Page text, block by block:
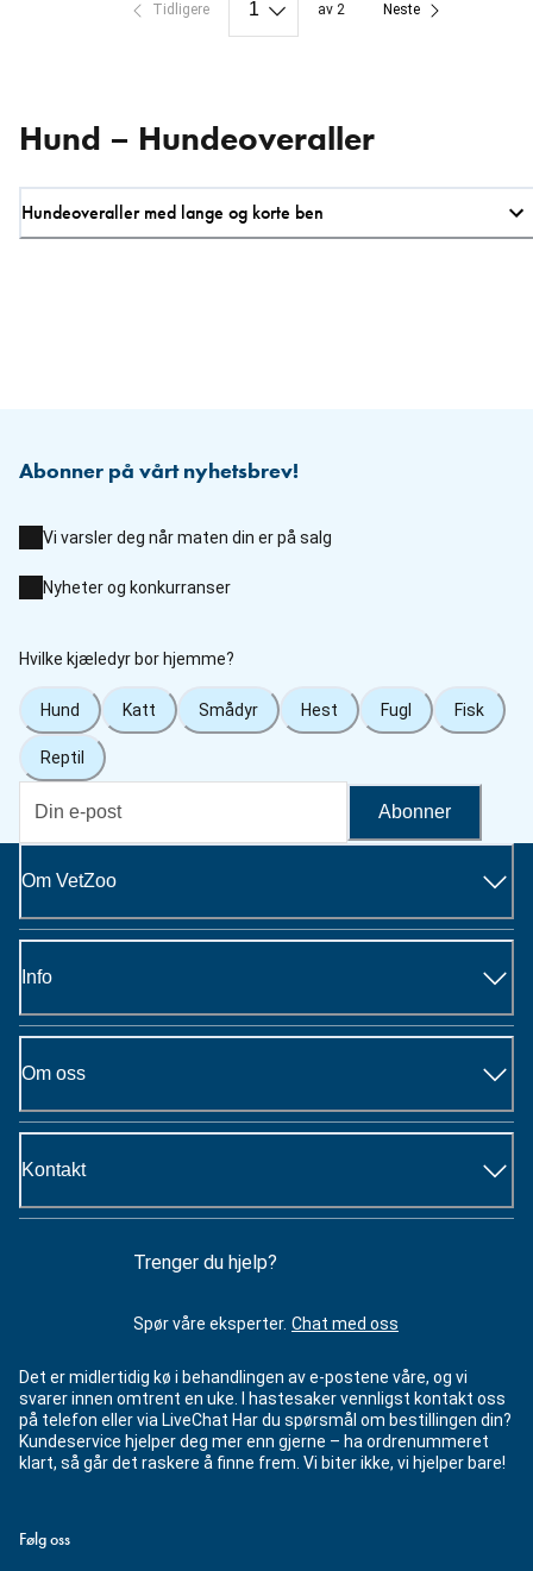
Tidligere av 2 Neste
Hund – Hundeoveraller
Hundeoveraller med lange og korte ben
Abonner på vårt nyhetsbrev!
Vi varsler deg når maten din er på salg
Nyheter og konkurranser
Hvilke kjæledyr bor hjemme?
Hund Katt Smådyr Hest Fugl Fisk
Reptil
Abonner
Om VetZoo
Info
Om oss
Kontakt
Trenger du hjelp?
Spør våre eksperter. Chat med oss
Det er midlertidig kø i behandlingen av e-postene våre, og vi
svarer innen omtrent en uke. I hastesaker vennligst kontakt oss
på telefon eller via LiveChat Har du spørsmål om bestillingen din?
Kundeservice hjelper deg mer enn gjerne – ha ordrenummeret
klart, så går det raskere å finne frem. Vi biter ikke, vi hjelper bare!
Følg oss